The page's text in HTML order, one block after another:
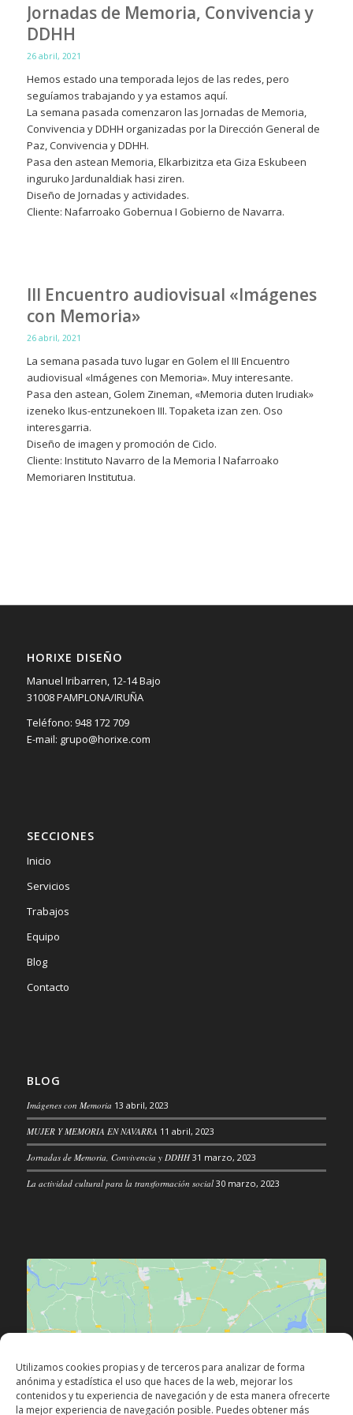
Utilizamos cookies propias y de terceros para analizar de forma
anónima y estadística el uso que haces de la web, mejorar los
contenidos y tu experiencia de navegación y de esta manera ofrecerte
la mejor experiencia de navegación posible. Puedes obtener más
Jornadas de Memoria, Convivencia y
DDHH
26 abril, 2021
Hemos estado una temporada lejos de las redes, pero
seguíamos trabajando y ya estamos aquí.
La semana pasada comenzaron las Jornadas de Memoria,
Convivencia y DDHH organizadas por la Dirección General de
Paz, Convivencia y DDHH.
Pasa den astean Memoria, Elkarbizitza eta Giza Eskubeen
inguruko Jardunaldiak hasi ziren.
Diseño de Jornadas y actividades.
Cliente: Nafarroako Gobernua I Gobierno de Navarra.
III Encuentro audiovisual «Imágenes
con Memoria»
26 abril, 2021
La semana pasada tuvo lugar en Golem el III Encuentro
audiovisual «Imágenes con Memoria». Muy interesante.
Pasa den astean, Golem Zineman, «Memoria duten Irudiak»
izeneko Ikus-entzunekoen III. Topaketa izan zen. Oso
interesgarria.
Diseño de imagen y promoción de Ciclo.
Cliente: Instituto Navarro de la Memoria l Nafarroako
Memoriaren Institutua.
HORIXE DISEÑO
Manuel Iribarren, 12-14 Bajo
31008 PAMPLONA/IRUÑA
Teléfono: 948 172 709
E-mail: grupo@horixe.com
SECCIONES
Inicio
Servicios
Trabajos
Equipo
Blog
Contacto
BLOG
Imágenes con Memoria 13 abril, 2023
MUJER Y MEMORIA EN NAVARRA 11 abril, 2023
Jornadas de Memoria, Convivencia y DDHH 31 marzo, 2023
La actividad cultural para la transformación social 30 marzo, 2023
márketing y permitir este contenido